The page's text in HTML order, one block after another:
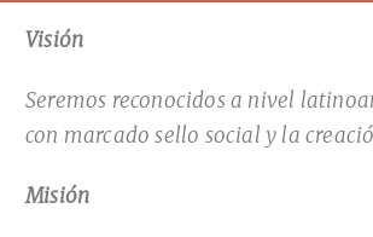
Visión
Seremos reconocidos a nivel
con marcado sello social y la
Misión